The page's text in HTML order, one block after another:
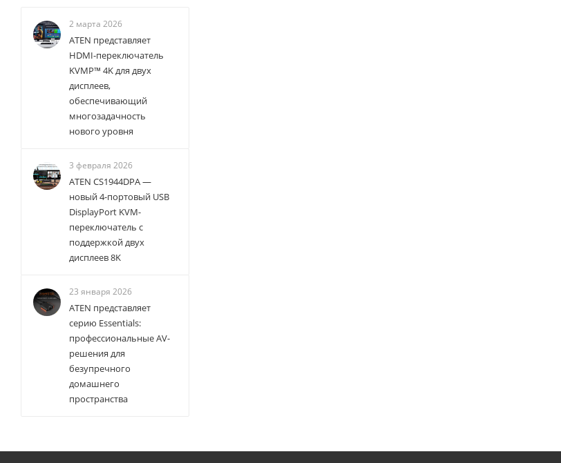
2 марта 2026
ATEN представляет
HDMI-переключатель
KVMP™ 4K для двух
дисплеев,
обеспечивающий
многозадачность
нового уровня
3 февраля 2026
ATEN CS1944DPA —
новый 4-портовый USB
DisplayPort KVM-
переключатель с
поддержкой двух
дисплеев 8K
23 января 2026
ATEN представляет
серию Essentials:
профессиональные AV-
решения для
безупречного
домашнего
пространства